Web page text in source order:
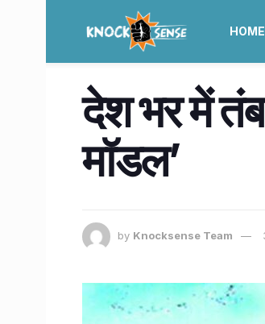
HOME
देश भर में
मॉडल’
by Knocksense Team